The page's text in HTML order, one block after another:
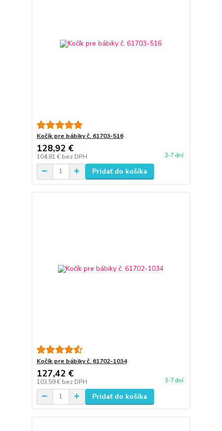
Kočík pre bábiky č. 61703-516
128,92 €
104,81 € bez DPH 3-7 dní
Pridať do košíka
Kočík pre bábiky č. 61702-1034
127,42 €
103,59 € bez DPH 3-7 dní
Pridať do košíka